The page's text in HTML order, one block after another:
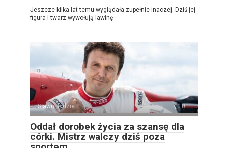
Jeszcze kilka lat temu wyglądała zupełnie inaczej. Dziś jej
figura i twarz wywołują lawinę
Sławni ludzie 0
Oddał dorobek życia za szansę dla
córki. Mistrz walczy dziś poza